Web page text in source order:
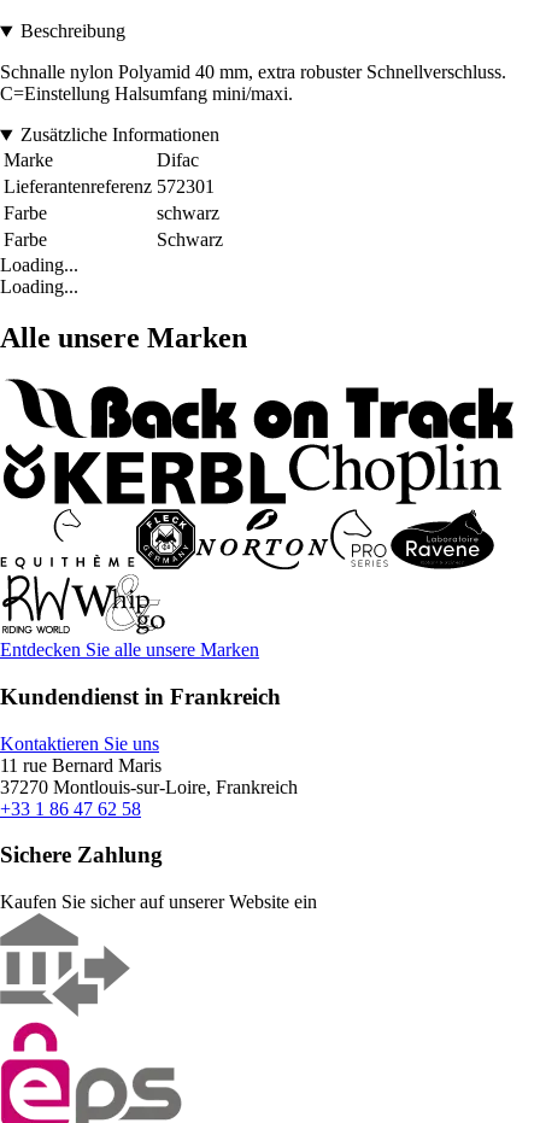
Beschreibung
Schnalle nylon Polyamid 40 mm, extra robuster Schnellverschluss.
C=Einstellung Halsumfang mini/maxi.
Zusätzliche Informationen
Marke
Difac
Lieferantenreferenz 572301
Farbe
schwarz
Farbe
Schwarz
Loading...
Loading...
Alle unsere Marken
Entdecken Sie alle unsere Marken
Kundendienst in Frankreich
Kontaktieren Sie uns
11 rue Bernard Maris
37270 Montlouis-sur-Loire, Frankreich
+33 1 86 47 62 58
Sichere Zahlung
Kaufen Sie sicher auf unserer Website ein